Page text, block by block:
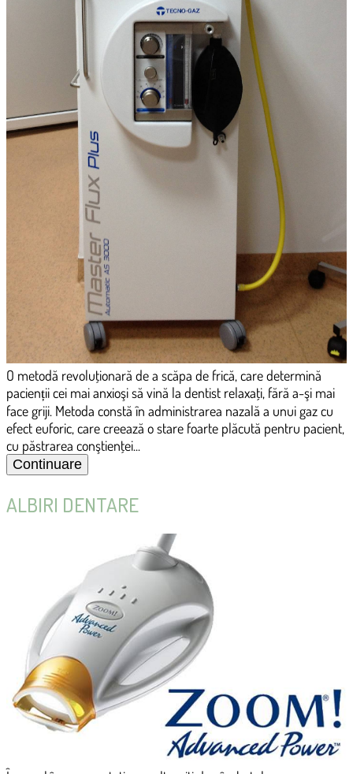
O metodă revoluţionară de a scăpa de frică, care determină
pacienții cei mai anxioşi să vină la dentist relaxaţi, fără a-şi mai
face griji. Metoda constă în administrarea nazală a unui gaz cu
efect euforic, care creează o stare foarte plăcută pentru pacient,
cu păstrarea conştienţei...
ALBIRI DENTARE